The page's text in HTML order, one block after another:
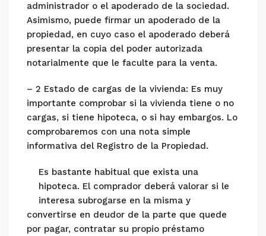
administrador o el apoderado de la sociedad.
Asimismo, puede firmar un apoderado de la
propiedad, en cuyo caso el apoderado deberá
presentar la copia del poder autorizada
notarialmente que le faculte para la venta.
– 2 Estado de cargas de la vivienda: Es muy
importante comprobar si la vivienda tiene o no
cargas, si tiene hipoteca, o si hay embargos. Lo
comprobaremos con una nota simple
informativa del Registro de la Propiedad.
Es bastante habitual que exista una
hipoteca. El comprador deberá valorar si le
interesa subrogarse en la misma y
convertirse en deudor de la parte que quede
por pagar, contratar su propio préstamo